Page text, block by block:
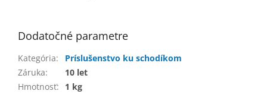
Dodatočné parametre
Kategória:
Príslušenstvo ku schodíkom
Záruka:
10 let
Hmotnosť:
1 kg